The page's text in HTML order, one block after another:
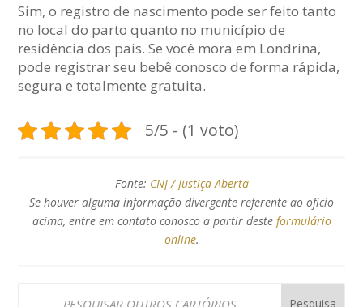
Sim, o registro de nascimento pode ser feito tanto
no local do parto quanto no município de
residência dos pais. Se você mora em Londrina,
pode registrar seu bebê conosco de forma rápida,
segura e totalmente gratuita.
5/5 - (1 voto)
Fonte: CNJ / Justiça Aberta
Se houver alguma informação divergente referente ao ofício
acima, entre em contato conosco a partir deste formulário
online.